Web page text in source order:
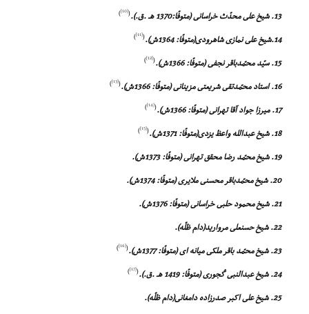
13. شیخ على محدّث خراسانى (متوفّا:1370 هـ .ق.). (
[10]
)
14.شیخ على نمازى شاهرودى(متوفّا: 1364ش). (
[11]
)
15. سیّد محمّدباقر نجفى (متوفّا: 1366ش). (
[12]
)
16. استاد محمّدتقى شریعتى مزینانى (متوفّا: 1366ش). (
[13]
)
17. میرزا جواد آقا تهرانى (متوفّا: 1366ش). (
[14]
)
18. شیخ عبدالله واعظ یزدى(متوفّا: 1371ش). (
[15]
)
19. شیخ محمّد رضا محقق تهرانى (متوفّا: 1373ش).
20. شیخ محمّدباقر محسنى ملایرى (متوفّا: 1374ش).
21. شیخ محمود حلبى خراسانى (متوفّا: 1376ش).
22. شیخ حسنعلى مروارید(دام ظلّه).
23. شیخ محمّد باقر ملکى میانه اى (متوفّا: 1377ش).
(
[16]
)
24. شیخ عبدالنبى کُجورى (متوفّا: 1419 هـ .ق.). (
[17]
)
25. شیخ على اکبر صدرزاده دامغانى(دام ظلّه).